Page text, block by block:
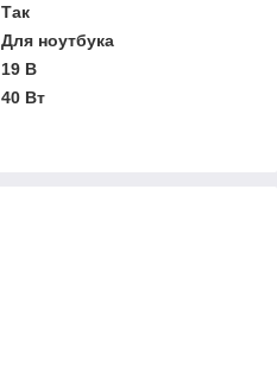
Так
Для ноутбука
19 В
40 Вт